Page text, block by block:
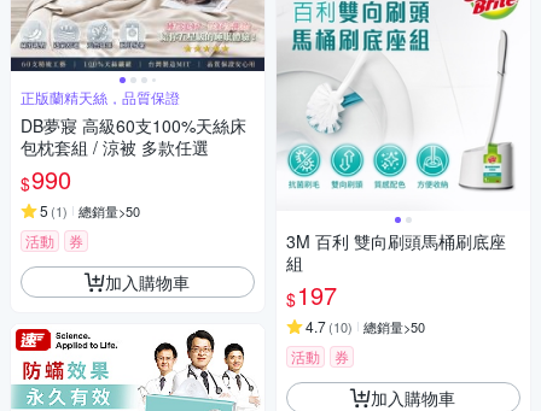
正版蘭精天絲，品質保證
DB夢寢 高級60支100%天絲床
包枕套組 / 涼被 多款任選
$990
5 (1) 總銷量>50
活動 券
加入購物車
3M 百利 雙向刷頭馬桶刷底座
組
$197
4.7(10) 總銷量>50
活動 券
加入購物車